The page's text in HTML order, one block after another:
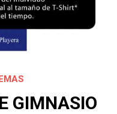
GIMNASIO